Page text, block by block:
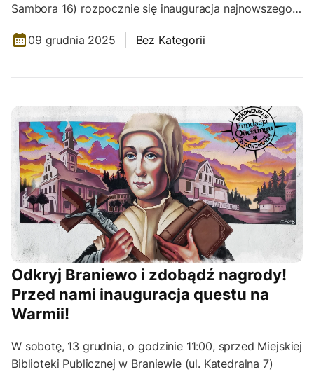
Sambora 16) rozpocznie się inauguracja najnowszego…
09 grudnia 2025 Bez Kategorii
Odkryj Braniewo i zdobądź nagrody!
Przed nami inauguracja questu na
Warmii!
W sobotę, 13 grudnia, o godzinie 11:00, sprzed Miejskiej
Biblioteki Publicznej w Braniewie (ul. Katedralna 7)